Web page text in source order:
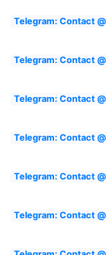
Telegram: Contact
Telegram: Contact
Telegram: Contact
Telegram: Contact
Telegram: Contact
Telegram: Contact